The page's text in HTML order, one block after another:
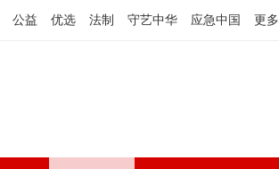
公益 优选 法制 守艺中华 应急中国 更多